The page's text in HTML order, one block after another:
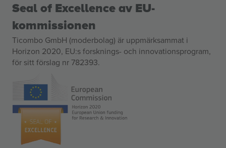
Seal of Excellence av EU-
kommissionen
Ticombo GmbH (moderbolag) är uppmärksammat i
Horizon 2020, EU:s forsknings- och innovationsprogram,
för sitt förslag nr 782393.